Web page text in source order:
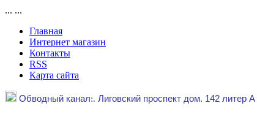
... ...
Главная
Интернет магазин
Контакты
RSS
Карта сайта
Обводный канал:. Лиговский проспект дом. 142 литер А